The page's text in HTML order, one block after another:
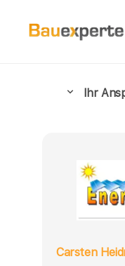
Ihr
Carsten